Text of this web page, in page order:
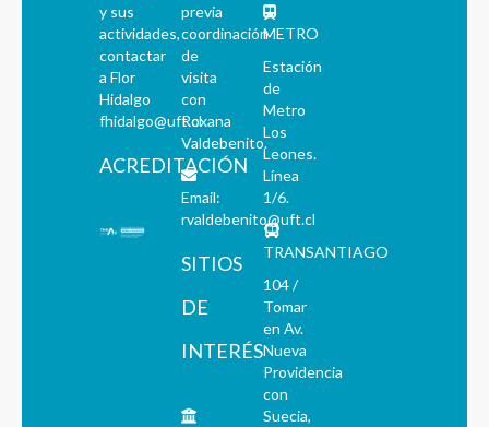
y sus
actividades,
contactar
a Flor
Hidalgo
fhidalgo@uft.cl
ACREDITACIÓN
previa
coordinación
de
visita
con
Roxana
Valdebenito.
Email:
rvaldebenito@uft.cl
SITIOS
DE
INTERÉS
METRO
Estación
de
Metro
Los
Leones.
Línea
1/6.
TRANSANTIAGO
104 /
Tomar
en Av.
Nueva
Providencia
con
Suecia,